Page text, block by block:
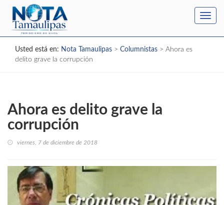
Usted está en: Nota Tamaulipas > Columnistas > Ahora es
delito grave la corrupción
Ahora es delito grave la
corrupción
viernes, 7 de diciembre de 2018